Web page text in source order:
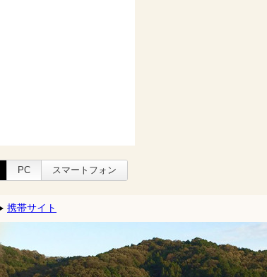
PC スマートフォン
携帯サイト